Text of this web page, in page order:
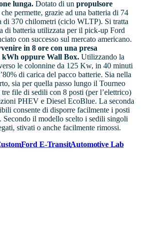
lunga. Dotato di un propulsore
che permette, grazie ad una batteria di 74
di 370 chilometri (ciclo WLTP). Si tratta
di batteria utilizzata per il pick-up Ford
con successo sul mercato americano.
in 8 ore con una presa
kWh oppure Wall Box. Utilizzando la
le colonnine da 125 Kw, in 40 minuti
di carica del pacco batterie. Sia nella
sia per quella passo lungo il Tourneo
file di sedili con 8 posti (per l’elettrico)
PHEV e Diesel EcoBlue. La seconda
consente di disporre facilmente i posti
Secondo il modello scelto i sedili singoli
stivati o anche facilmente rimossi.
Ford E-TransitAutomotive Lab